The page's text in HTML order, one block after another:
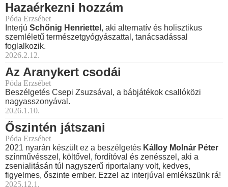
Hazaérkezni hozzám
Póda Erzsébet
Interjú Schőnig Henriettel , aki alternatív és holisztikus
szemléletű természetgyógyászattal, tanácsadással
foglalkozik.
2026.2.12.
Az Aranykert csodái
Póda Erzsébet
Beszélgetés Csepi Zsuzsával, a bábjátékok csallóközi
nagyasszonyával.
2026.1.10.
Őszintén játszani
Póda Erzsébet
2021 nyarán készült ez a beszélgetés Kálloy Molnár Péter
színművésszel, költővel, fordítóval és zenésszel, aki a
zsenialitásán túl nagyszerű riportalany volt, kedves,
figyelmes, őszinte ember. Ezzel az interjúval emlékszünk rá!
2025.12.1.